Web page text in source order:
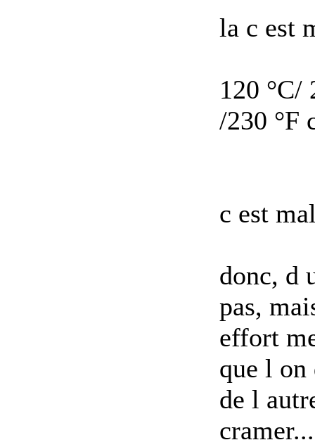
la c est
120 °C/
/230 °F
c est
donc, d
pas,
effort
que l
de l
cramer...